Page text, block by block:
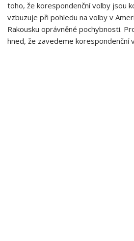
toho, že korespondenční volby jsou
vzbuzuje při pohledu na volby v
Rakousku oprávněné pochybnosti.
hned, že zavedeme korespondenční